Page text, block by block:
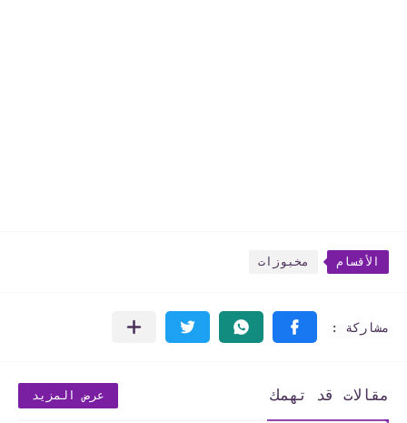
الأقسام مخبوزات
مقالات قد تهمك عرض المزيد